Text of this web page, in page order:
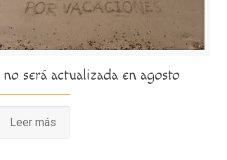
será actualizada en agosto
Leer más